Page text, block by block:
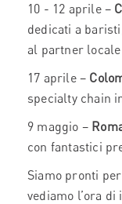
10 - 12 aprile –
dedicati a
al partner locale
17 aprile –
specialty chain
9 maggio –
con fantastici
Siamo pronti
vediamo l’ora